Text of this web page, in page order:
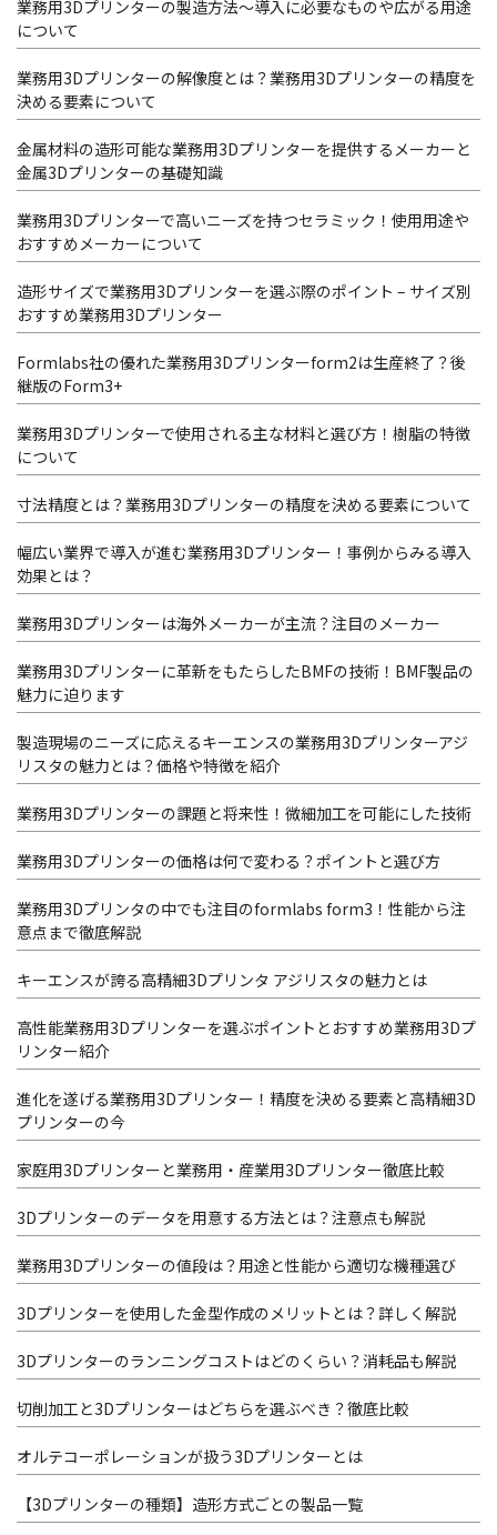
業務用3Dプリンターの製造方法～導入に必要なものや広がる用途
について
業務用3Dプリンターの解像度とは？業務用3Dプリンターの精度を
決める要素について
金属材料の造形可能な業務用3Dプリンターを提供するメーカーと
金属3Dプリンターの基礎知識
業務用3Dプリンターで高いニーズを持つセラミック！使用用途や
おすすめメーカーについて
造形サイズで業務用3Dプリンターを選ぶ際のポイント – サイズ別
おすすめ業務用3Dプリンター
Formlabs社の優れた業務用3Dプリンターform2は生産終了？後
継版のForm3+
業務用3Dプリンターで使用される主な材料と選び方！樹脂の特徴
について
寸法精度とは？業務用3Dプリンターの精度を決める要素について
幅広い業界で導入が進む業務用3Dプリンター！事例からみる導入
効果とは？
業務用3Dプリンターは海外メーカーが主流？注目のメーカー
業務用3Dプリンターに革新をもたらしたBMFの技術！BMF製品の
魅力に迫ります
製造現場のニーズに応えるキーエンスの業務用3Dプリンターアジ
リスタの魅力とは？価格や特徴を紹介
業務用3Dプリンターの課題と将来性！微細加工を可能にした技術
業務用3Dプリンターの価格は何で変わる？ポイントと選び方
業務用3Dプリンタの中でも注目のformlabs form3！性能から注
意点まで徹底解説
キーエンスが誇る高精細3Dプリンタ アジリスタの魅力とは
高性能業務用3Dプリンターを選ぶポイントとおすすめ業務用3Dプ
リンター紹介
進化を遂げる業務用3Dプリンター！精度を決める要素と高精細3D
プリンターの今
家庭用3Dプリンターと業務用・産業用3Dプリンター徹底比較
3Dプリンターのデータを用意する方法とは？注意点も解説
業務用3Dプリンターの値段は？用途と性能から適切な機種選び
3Dプリンターを使用した金型作成のメリットとは？詳しく解説
3Dプリンターのランニングコストはどのくらい？消耗品も解説
切削加工と3Dプリンターはどちらを選ぶべき？徹底比較
オルテコーポレーションが扱う3Dプリンターとは
【3Dプリンターの種類】造形方式ごとの製品一覧